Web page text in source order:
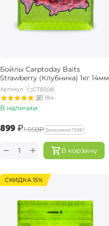
Бойлы Carptoday Baits
Strawberry (Клубника) 1кг 14мм
Артикул:
CTB108
184
В наличии
‍899‍₽‍1 058‍₽ Экономия:‍159‍₽
В корзину
+
−
СКИДКА 15%